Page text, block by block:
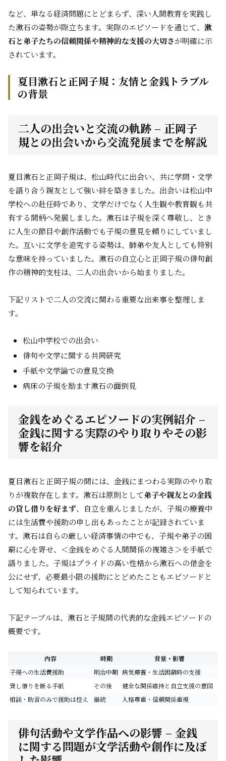
など、単なる経済問題にとどまらず、深い人間教育を実践し
た漱石の姿勢が際立ちます。実際のエピソードを通じて、 漱
石と弟子たちの信頼関係や精神的な支援の大切さが明確に示
されています。
夏目漱石と正岡子規：友情と金銭トラブル
の背景
二人の出会いと交流の軌跡 – 正岡子
規との出会いから交流発展までを解説
夏目漱石と正岡子規は、松山時代に出会い、共に学問・文学
を語り合う親友として強い絆を築きました。出会いは松山中
学校への赴任時であり、文学だけでなく人生観や教育観も共
有する間柄へ発展しました。漱石は子規を深く尊敬し、とき
に人生の節目や創作活動でも子規の意見を頼りにしていまし
た。互いに文学を追究する姿勢は、師弟や友人としても特別
な意味を持っていました。漱石の自立心と正岡子規の俳句創
作の精神的支柱は、二人の出会いから始まりました。
下記リストで二人の交流に関わる重要な出来事を整理しま
す。
松山中学校での出会い
俳句や文学に関する共同研究
手紙や文学論での意見交換
病床の子規を励ます漱石の面倒見
金銭をめぐるエピソードの実例紹介 –
金銭に関する実際のやり取りやその影
響を紹介
夏目漱石と正岡子規の間には、金銭にまつわる実際のやり取
りが複数存在します。漱石は原則として弟子や親友との金銭
の貸し借りを好まず、自立を重んじましたが、子規の療養中
には生活費や援助の申し出もあったことが記録されていま
す。漱石は自らの厳しい経済事情の中でも、子規や弟子の困
窮に心を寄せ、＜金銭をめぐる人間関係の複雑さ＞を手紙で
語りました。子規はプライドの高い性格から漱石への借金を
公にせず、必要最小限の援助にとどめたこともエピソードと
して知られています。
下記テーブルは、漱石と子規間の代表的な金銭エピソードの
概要です。
内容 時期
背景・影響
子規への生活費援助
明治中期 病気療養・生活困窮時の支援
貸し借りを断る手紙
その後
健全な関係維持と自立支援の意図
相談・助言のみで援助は控え
継続 人格尊重・信頼関係重視
俳句活動や文学作品への影響 – 金銭
に関する問題が文学活動や創作に及ぼ